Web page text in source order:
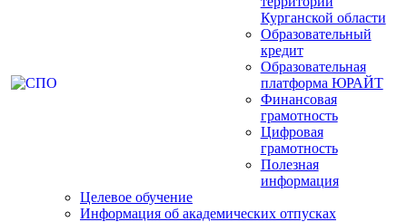
Курганской области
Образовательный
кредит
Образовательная
платформа ЮРАЙТ
Финансовая
грамотность
Цифровая
грамотность
Полезная
информация
Целевое обучение
Информация об академических отпусках